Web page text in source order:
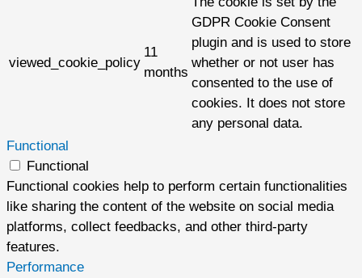
viewed_cookie_policy
11
months
GDPR Cookie Consent
plugin and is used to store
whether or not user has
consented to the use of
cookies. It does not store
any personal data.
Functional
Functional
Functional cookies help to perform certain functionalities
like sharing the content of the website on social media
platforms, collect feedbacks, and other third-party
features.
Performance